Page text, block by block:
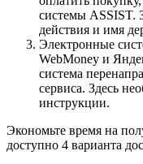
системы ASSIST.
действия и имя
Электронные
WebMoney и
система
сервиса. Здесь
инструкции.
Экономьте время на
доступно 4 варианта